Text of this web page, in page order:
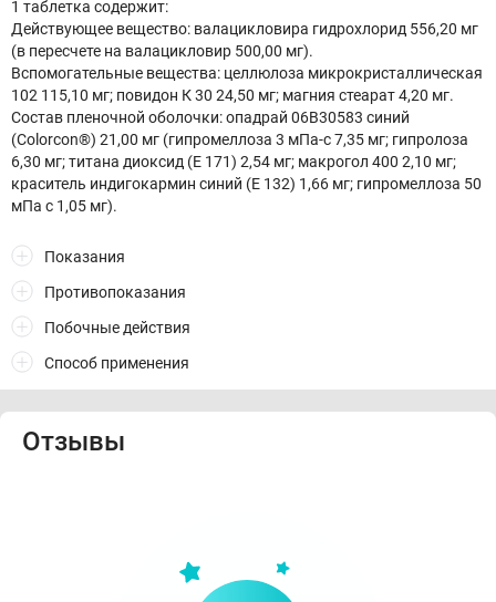
1 таблетка содержит:
Действующее вещество: валацикловира гидрохлорид 556,20 мг
(в пересчете на валацикловир 500,00 мг).
Вспомогательные вещества: целлюлоза микрокристаллическая
102 115,10 мг; повидон К 30 24,50 мг; магния стеарат 4,20 мг.
Состав пленочной оболочки: опадрай 06В30583 синий
(Colorcon®) 21,00 мг (гипромеллоза 3 мПа-с 7,35 мг; гипролоза
6,30 мг; титана диоксид (Е 171) 2,54 мг; макрогол 400 2,10 мг;
краситель индигокармин синий (Е 132) 1,66 мг; гипромеллоза 50
мПа с 1,05 мг).
Показания
Противопоказания
Побочные действия
Способ применения
Отзывы